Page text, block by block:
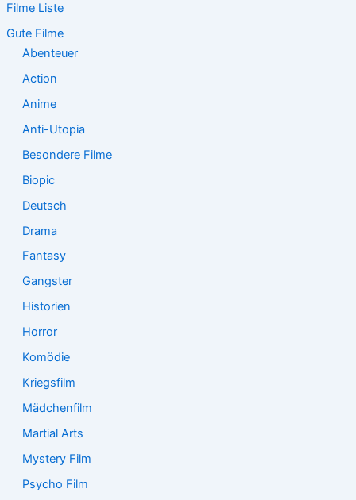
n
n
Filme Liste
Gute Filme
Abenteuer
Action
Anime
Anti-Utopia
Besondere Filme
Biopic
Deutsch
Drama
Fantasy
Gangster
Historien
Horror
Komödie
Kriegsfilm
Mädchenfilm
Martial Arts
Mystery Film
Psycho Film